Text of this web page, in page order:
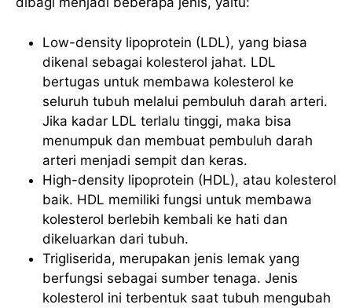
Low-density lipoprotein (LDL), yang biasa
dikenal sebagai kolesterol jahat. LDL
bertugas untuk membawa kolesterol ke
seluruh tubuh melalui pembuluh darah arteri.
Jika kadar LDL terlalu tinggi, maka bisa
menumpuk dan membuat pembuluh darah
arteri menjadi sempit dan keras.
High-density lipoprotein (HDL), atau kolesterol
baik. HDL memiliki fungsi untuk membawa
kolesterol berlebih kembali ke hati dan
dikeluarkan dari tubuh.
Trigliserida, merupakan jenis lemak yang
berfungsi sebagai sumber tenaga. Jenis
kolesterol ini terbentuk saat tubuh mengubah